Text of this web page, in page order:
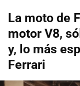
La moto de
motor V8,
y, lo más
Ferrari